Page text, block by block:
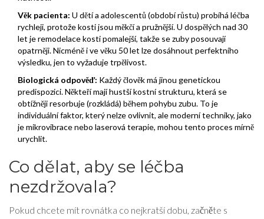
Věk pacienta: U dětí a adolescentů (období růstu) probíhá léčba
rychleji, protože kosti jsou měkčí a pružnější. U dospělých nad 30
let je remodelace kosti pomalejší, takže se zuby posouvají
opatrněji. Nicméně i ve věku 50 let lze dosáhnout perfektního
výsledku, jen to vyžaduje trpělivost.
Biologická odpověď: Každý člověk má jinou genetickou
predispozici. Někteří mají hustší kostní strukturu, která se
obtížněji resorbuje (rozkládá) během pohybu zubu. To je
individuální faktor, který nelze ovlivnit, ale moderní techniky, jako
je mikrovibrace nebo laserová terapie, mohou tento proces mírně
urychlit.
Co dělat, aby se léčba
nezdržovala?
Pokud chcete mít rovnátka co nejkratší dobu, začněte s